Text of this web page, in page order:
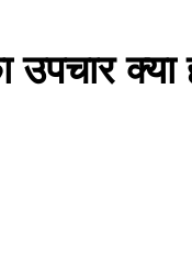
क्या